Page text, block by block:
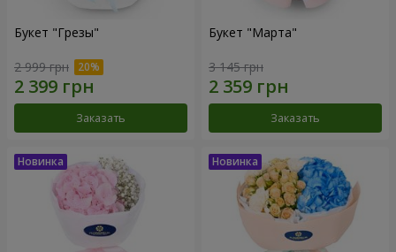
Букет "Грезы"
2 999 грн
Заказать
Букет "Марта"
3 145 грн
Заказать